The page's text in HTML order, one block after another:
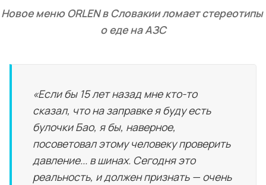
Новое меню ORLEN в Словакии ломает стереотипы
о еде на АЗС
«Если бы 15 лет назад мне кто-то
сказал, что на заправке я буду есть
булочки Бао, я бы, наверное,
посоветовал этому человеку проверить
давление... в шинах. Сегодня это
реальность, и должен признать — очень